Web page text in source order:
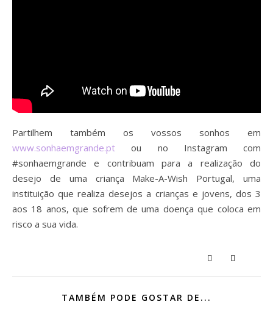
Partilhem também os vossos sonhos em
www.sonhaemgrande.pt ou no Instagram com
#sonhaemgrande e contribuam para a realização do
desejo de uma criança Make-A-Wish Portugal, uma
instituição que realiza desejos a crianças e jovens, dos 3
aos 18 anos, que sofrem de uma doença que coloca em
risco a sua vida.
TAMBÉM PODE GOSTAR DE...